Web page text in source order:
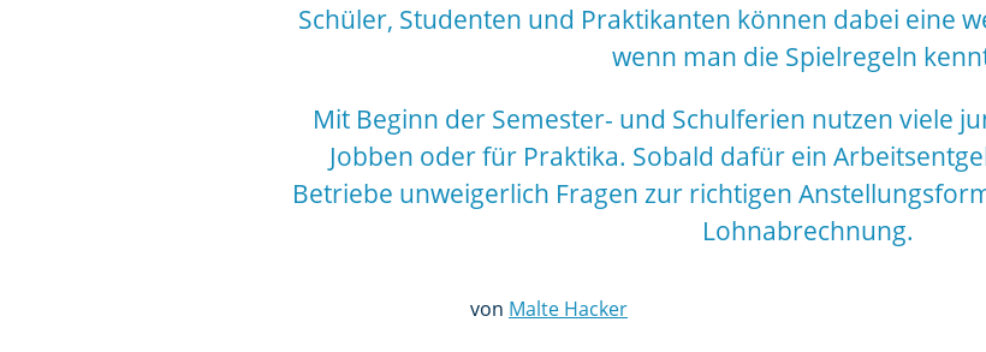
Schüler, Studenten und Praktikanten können dabei eine
wenn man die Spielregeln
Mit Beginn der Semester- und Schulferien nutzen viele
Jobben oder für Praktika. Sobald dafür ein
Betriebe unweigerlich Fragen zur richtigen
Lohnabrechnung.
von Malte Hacker